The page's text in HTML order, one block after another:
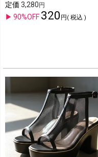
定価 3,280
90%OFF 320 税込